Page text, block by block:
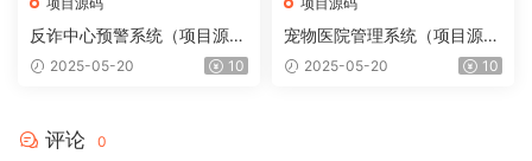
反诈中心预警系统（项目源码
+开发文档）
2025-05-20 10
宠物医院管理系统（项目源码
+开发文档）
2025-05-20 10
评论 0